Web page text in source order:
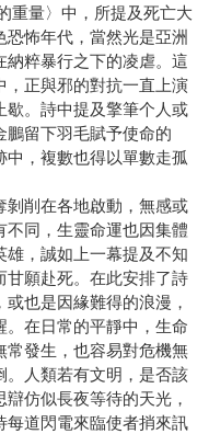
重量〉中，所提及死亡大
怖年代，當然光是亞洲
納粹暴行之下的凌虐。這
，正與邪的對抗一直上演
歇。詩中提及擎筆个人或
鵬留下羽毛賦予使命的
中，複數也得以單數走孤
剝削在各地啟動，無感或
不同，生靈命運也因集體
雄，誠如上一幕提及不知
甘願赴死。在此安排了詩
也是因緣難得的浪漫，
在日常的平靜中，生命
常發生，也容易對危機無
。人類若有文明，是否該
仿似長夜等待的天光，
每道閃電來臨使者捎來訊